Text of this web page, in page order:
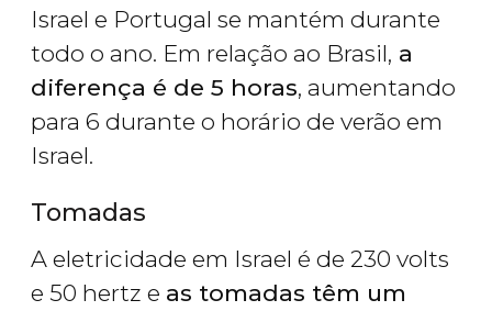
Israel e Portugal se mantém durante
todo o ano. Em relação ao Brasil, a
diferença é de 5 horas, aumentando
para 6 durante o horário de verão em
Israel.
Tomadas
A eletricidade em Israel é de 230 volts
e 50 hertz e as tomadas têm um